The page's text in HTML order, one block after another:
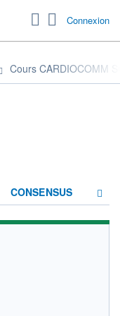
Connexion
Cours CARDIOCOMM
CONSENSUS